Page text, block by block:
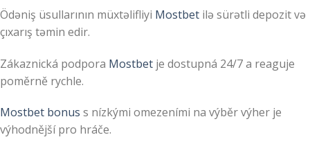
Ödəniş üsullarının müxtəlifliyi Mostbet ilə sürətli depozit və
çıxarış təmin edir.
Zákaznická podpora Mostbet je dostupná 24/7 a reaguje
poměrně rychle.
Mostbet bonus s nízkými omezeními na výběr výher je
výhodnější pro hráče.